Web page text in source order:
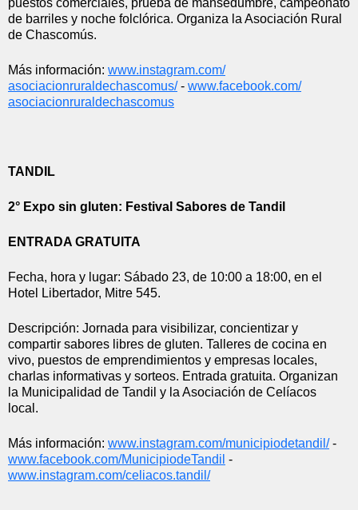
de barriles y noche folclórica. Organiza la Asociación Rural
de Chascomús.
Más información: www.instagram.com/
asociacionruraldechascomus/ - www.facebook.com/
asociacionruraldechascomus
TANDIL
2° Expo sin gluten: Festival Sabores de Tandil
ENTRADA GRATUITA
Fecha, hora y lugar: Sábado 23, de 10:00 a 18:00, en el
Hotel Libertador, Mitre 545.
Descripción: Jornada para visibilizar, concientizar y
compartir sabores libres de gluten. Talleres de cocina en
vivo, puestos de emprendimientos y empresas locales,
charlas informativas y sorteos. Entrada gratuita. Organizan
la Municipalidad de Tandil y la Asociación de Celíacos
local.
Más información: www.instagram.com/municipiodetandil/
www.facebook.com/MunicipiodeTandil
www.instagram.com/celiacos.tandil/